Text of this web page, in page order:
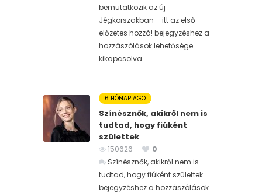
bemutatkozik az új
Jégkorszakban – itt az első
előzetes hozzá! bejegyzéshez a
hozzászólások lehetősége
kikapcsolva
6 HÓNAP AGO
Színésznők, akikről nem is
tudtad, hogy fiúként
születtek
150626
0
Színésznők, akikről nem is
tudtad, hogy fiúként születtek
bejegyzéshez a hozzászólások